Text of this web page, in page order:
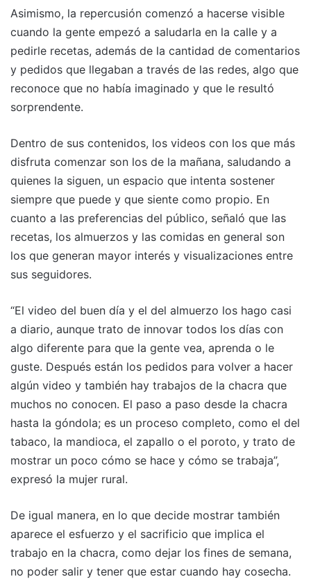
Asimismo, la repercusión comenzó a hacerse visible
cuando la gente empezó a saludarla en la calle y a
pedirle recetas, además de la cantidad de comentarios
y pedidos que llegaban a través de las redes, algo que
reconoce que no había imaginado y que le resultó
sorprendente.
Dentro de sus contenidos, los videos con los que más
disfruta comenzar son los de la mañana, saludando a
quienes la siguen, un espacio que intenta sostener
siempre que puede y que siente como propio. En
cuanto a las preferencias del público, señaló que las
recetas, los almuerzos y las comidas en general son
los que generan mayor interés y visualizaciones entre
sus seguidores.
“El video del buen día y el del almuerzo los hago casi
a diario, aunque trato de innovar todos los días con
algo diferente para que la gente vea, aprenda o le
guste. Después están los pedidos para volver a hacer
algún video y también hay trabajos de la chacra que
muchos no conocen. El paso a paso desde la chacra
hasta la góndola; es un proceso completo, como el del
tabaco, la mandioca, el zapallo o el poroto, y trato de
mostrar un poco cómo se hace y cómo se trabaja”,
expresó la mujer rural.
De igual manera, en lo que decide mostrar también
aparece el esfuerzo y el sacrificio que implica el
trabajo en la chacra, como dejar los fines de semana,
no poder salir y tener que estar cuando hay cosecha.